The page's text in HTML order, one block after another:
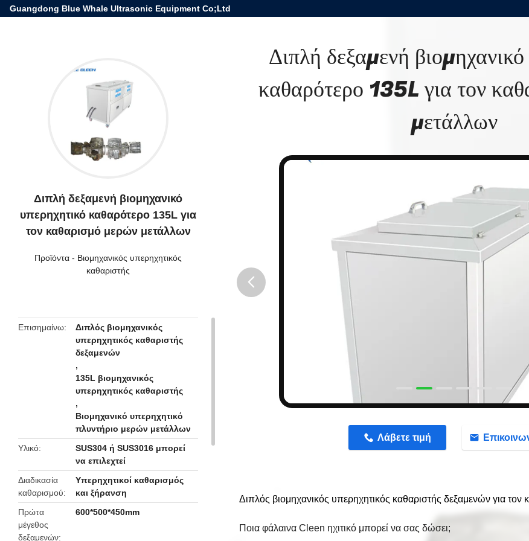
Guangdong Blue Whale Ultrasonic Equipment Co;Ltd
Διπλή δεξαμενή βιομηχανικό
υπερηχητικό καθαρότερο 135L για
τον καθαρισμό μερών μετάλλων
Προϊόντα - Βιομηχανικός υπερηχητικός
καθαριστής
Επισημαίνω
Διπλός βιομηχανικός
υπερηχητικός καθαριστής
δεξαμενών
,
135L βιομηχανικός
υπερηχητικός καθαριστής
,
Βιομηχανικό υπερηχητικό
πλυντήριο μερών μετάλλων
Υλικό
SUS304 ή SUS3016 μπορεί
να επιλεχτεί
Διαδικασία
καθαρισμού
Υπερηχητικοί καθαρισμός
και ξήρανση
Πρώτα
μέγεθος
δεξαμενών
600*500*450mm
Διπλή δεξαμενή
καθαρότερο 135L για τον
μετάλλων
Λάβετε τιμή
Διπλός βιομηχανικός υπερηχητικός καθαριστής δεξαμενών για
Ποια φάλαινα Cleen ηχιτικό μπορεί να σας δώσει;